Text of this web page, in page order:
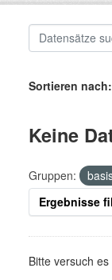
Sortieren nach
Keine
Gruppen:
Ergebnisse
Bitte versuch